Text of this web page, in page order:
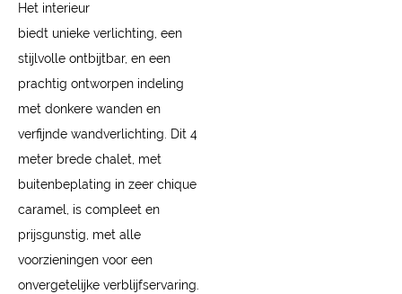
Het interieur
biedt unieke verlichting, een
stijlvolle ontbijtbar, en een
prachtig ontworpen indeling
met donkere wanden en
verfijnde wandverlichting. Dit 4
meter brede chalet, met
buitenbeplating in zeer chique
caramel, is compleet en
prijsgunstig, met alle
voorzieningen voor een
onvergetelijke verblijfservaring.